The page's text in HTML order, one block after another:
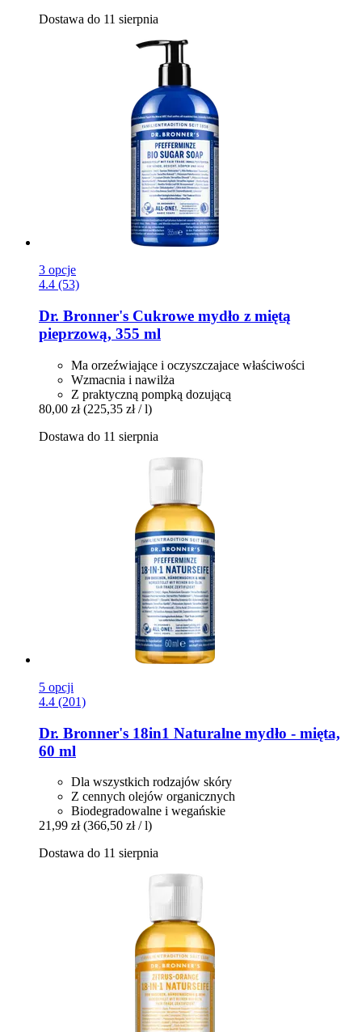
Dostawa do 11 sierpnia
3 opcje
4.4 (53)
Dr. Bronner's Cukrowe mydło z miętą
pieprzową, 355 ml
Ma orzeźwiające i oczyszczajace właściwości
Wzmacnia i nawilża
Z praktyczną pompką dozującą
80,00 zł (225,35 zł / l)
Dostawa do 11 sierpnia
5 opcji
4.4 (201)
Dr. Bronner's 18in1 Naturalne mydło -​ mięta,
60 ml
Dla wszystkich rodzajów skóry
Z cennych olejów organicznych
Biodegradowalne i wegańskie
21,99 zł (366,50 zł / l)
Dostawa do 11 sierpnia